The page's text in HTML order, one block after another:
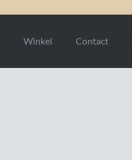
Winkel Contact